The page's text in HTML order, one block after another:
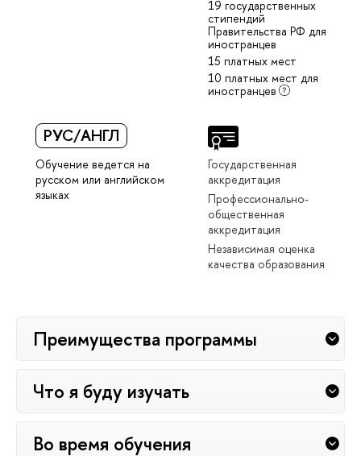
19 государственных
стипендий
Правительства РФ для
иностранцев
15 платных мест
10 платных мест для
иностранцев
РУС/АНГЛ
Обучение ведется на
русском или английском
языках
Государственная
аккредитация
Профессионально-
общественная
аккредитация
Независимая оценка
качества образования
Преимущества программы
Что я буду изучать
Во время обучения